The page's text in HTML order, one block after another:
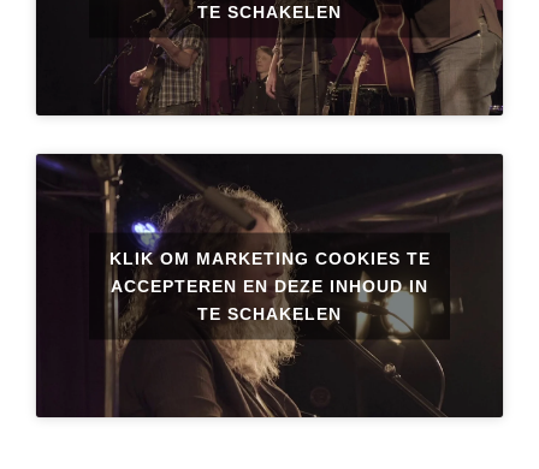
TE SCHAKELEN
KLIK OM MARKETING COOKIES TE
ACCEPTEREN EN DEZE INHOUD IN
TE SCHAKELEN